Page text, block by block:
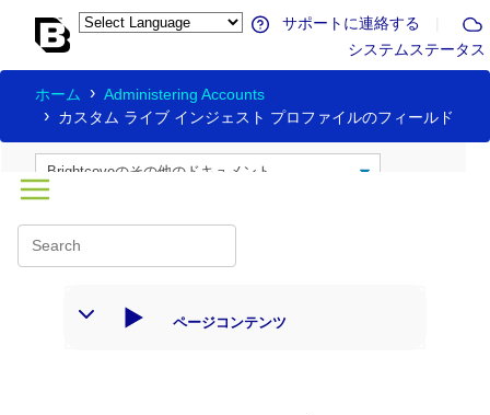
サポートに連絡する
システムステータス
ホーム
Administering Accounts
カスタム ライブ インジェスト プロファイルのフィールド
ページコンテンツ